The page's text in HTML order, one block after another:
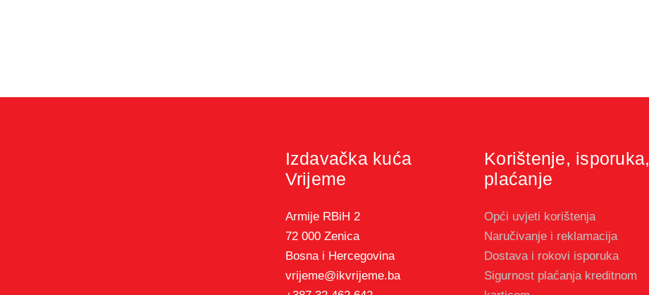
Izdavačka kuća
Vrijeme
Armije RBiH 2
72 000 Zenica
Bosna i Hercegovina
vrijeme@ikvrijeme.ba
Korištenje, isporuka,
plaćanje
Opći uvjeti korištenja
Naručivanje i reklamacija
Dostava i rokovi isporuka
Sigurnost plaćanja kreditnom